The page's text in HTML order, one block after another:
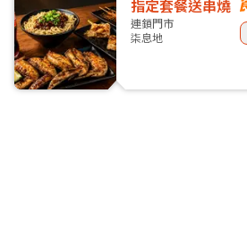
指定套餐送串燒
連鎖門市
柒息地